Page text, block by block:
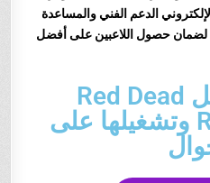
الدعم الفني والمساعدة
حصول اللاعبين على أفضل
طريقة تحميل Red Dead
Redemption 2 وتشغيلها على